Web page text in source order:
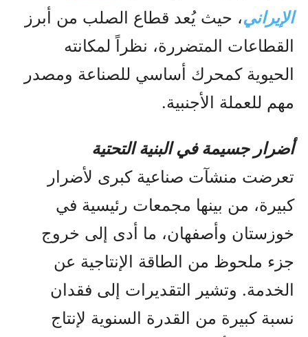
الإيراني، حيث يُعد قطاع الصلب من أبرز
القطاعات المتضررة، نظراً لمكانته
الحيوية كمحرك أساسي للصناعة ومصدر
مهم للعملة الأجنبية.
أضرار جسيمة في البنية التحتية
تعرضت منشآت صناعية كبرى لأضرار
كبيرة، من بينها مجمعات رئيسية في
خوزستان وأصفهان، ما أدى إلى خروج
جزء ملحوظ من الطاقة الإنتاجية عن
الخدمة. وتشير التقديرات إلى فقدان
نسبة كبيرة من القدرة السنوية لإنتاج